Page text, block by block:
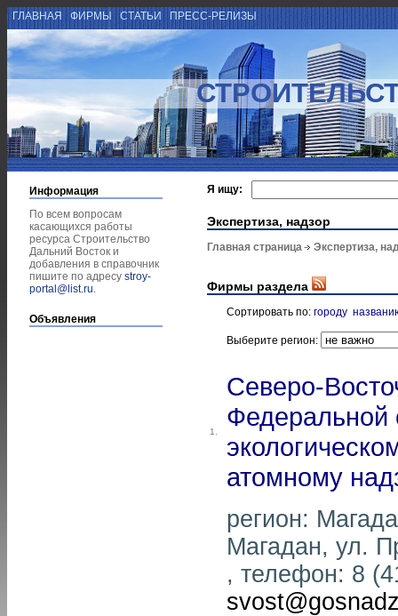
ГЛАВНАЯ ФИРМЫ СТАТЬИ ПРЕСС-РЕЛИЗЫ
Информация
По всем вопросам
касающихся работы
ресурса Строительство
Дальний Восток и
добавления в справочник
пишите по адресу stroy-
portal@list.ru.
Объявления
Я ищу:
Экспертиза, надзор
Главная страница Экспертиза,
Фирмы раздела
Сортировать по: городу
Выберите регион:
1.
Северо-
атомному
регион:
Магадан, ул.
, телефон: 8